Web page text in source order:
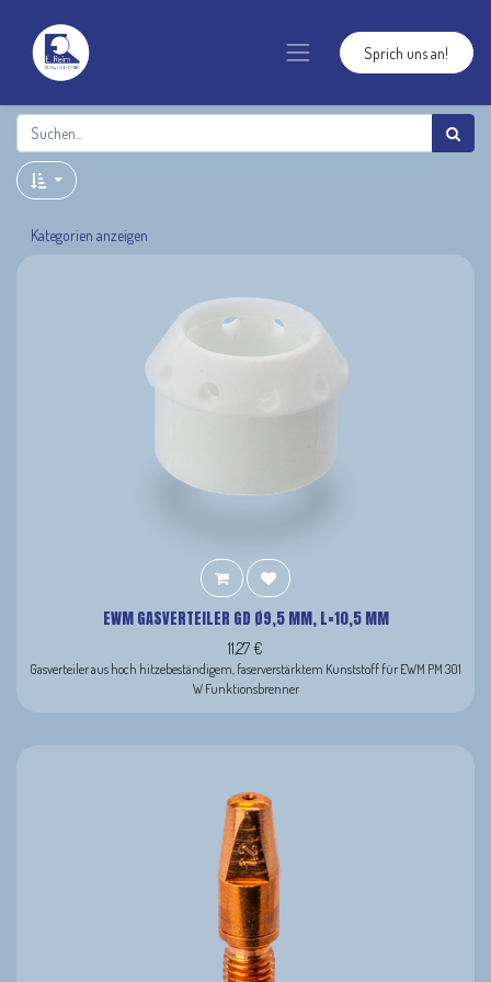
Sprich uns an!
Kategorien anzeigen
EWM GASVERTEILER GD Ø9,5 MM, L=10,5 MM
11,27 €
Gasverteiler aus hoch hitzebeständigem, faserverstärktem Kunststoff für EWM PM 301
W Funktionsbrenner